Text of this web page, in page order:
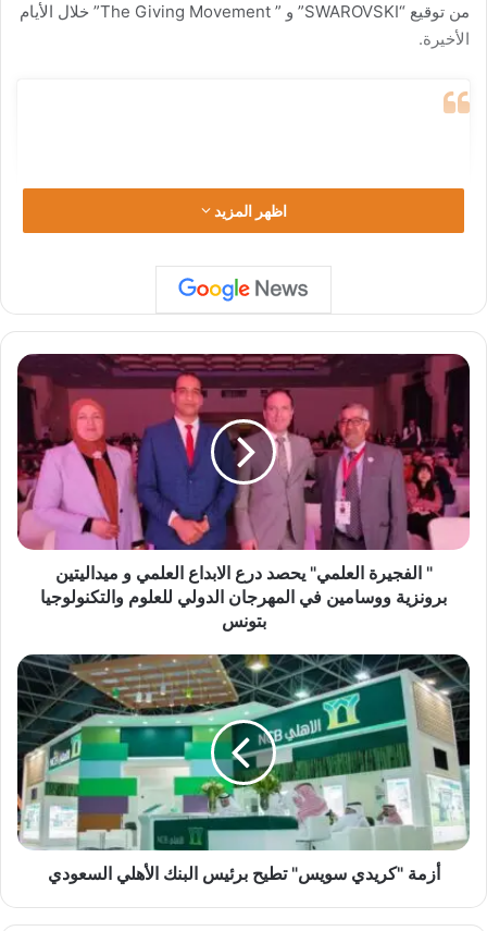
من توقيع “SWAROVSKI” و ” The Giving Movement” خلال الأيام
الأخيرة.
View this post on Instagram
A post shared by Julia Hussein (@juliahussein___)
اظهر المزيد
"
ف
ج
ي
ر
ة
ا
ي
"
ي
ح
ص
د
د
ر
ع
ا
" الفجيرة العلمي" يحصد درع الابداع العلمي و ميداليتين
برونزية ووسامين في المهرجان الدولي للعلوم والتكنولوجيا
بتونس
أ
ز
م
ة
ك
ر
ي
د
أزمة "كريدي سويس" تطيح برئيس البنك الأهلي السعودي